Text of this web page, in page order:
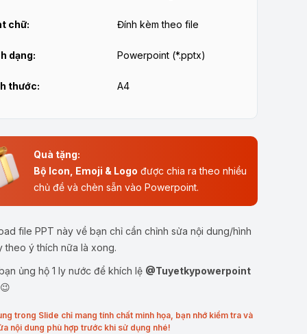
chữ: Đính kèm theo file
dạng: Powerpoint (*.pptx)
thước: A4
Quà tặng:
Bộ Icon, Emoji & Logo được chia ra theo nhiều
chủ đề và chèn sẵn vào Powerpoint.
file PPT này về bạn chỉ cần chỉnh sửa nội dung/hình
theo ý thích nữa là xong.
ủng hộ 1 ly nước để khích lệ @Tuyetkypowerpoint
trong Slide chỉ mang tính chất minh họa, bạn nhớ kiểm tra và
nội dung phù hợp trước khi sử dụng nhé!